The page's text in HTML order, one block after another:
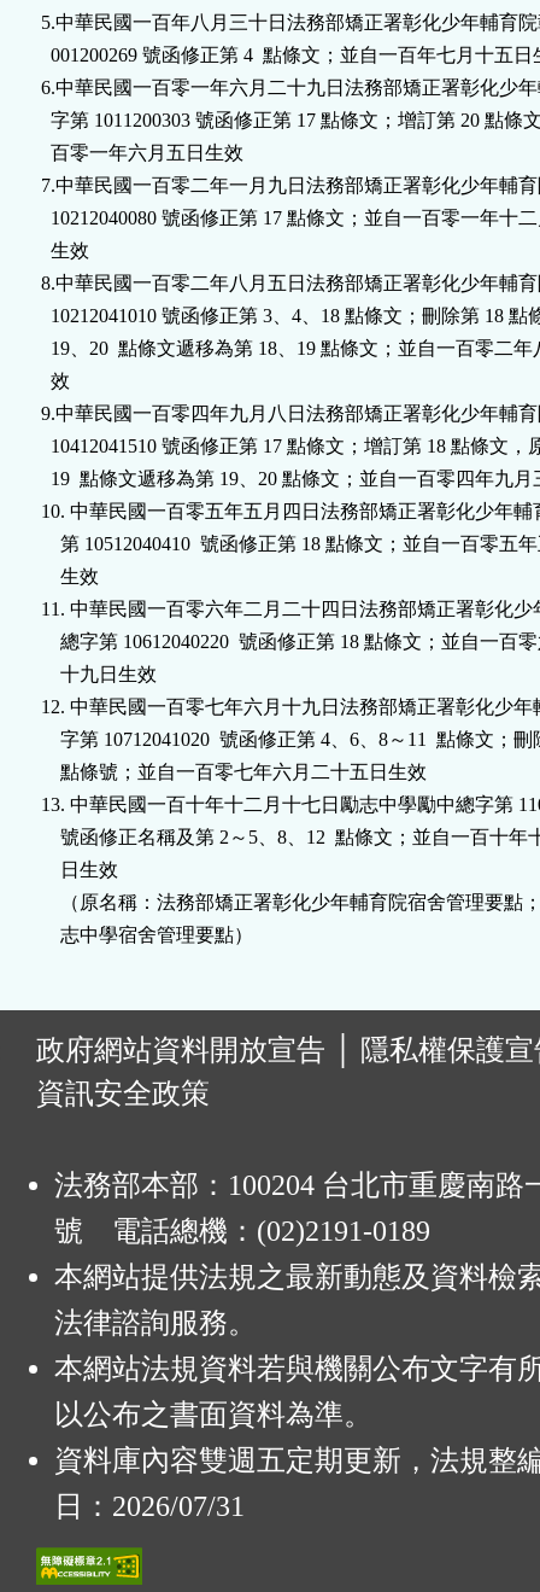
5.中華民國一百年八月三十日法務部矯正署彰化少年輔育
001200269 號函修正第 4  點條文；並自一百年七月十五日
6.中華民國一百零一年六月二十九日法務部矯正署彰化少
字第 1011200303 號函修正第 17 點條文；增訂第 20 點條
  百零一年六月五日生效
7.中華民國一百零二年一月九日法務部矯正署彰化少年輔
10212040080 號函修正第 17 點條文；並自一百零一年十
  生效
8.中華民國一百零二年八月五日法務部矯正署彰化少年輔
10212041010 號函修正第 3、4、18 點條文；刪除第 18 點
19、20  點條文遞移為第 18、19 點條文；並自一百零二
  效
9.中華民國一百零四年九月八日法務部矯正署彰化少年輔
10412041510 號函修正第 17 點條文；增訂第 18 點條文，
19  點條文遞移為第 19、20 點條文；並自一百零四年九
10. 中華民國一百零五年五月四日法務部矯正署彰化少年輔
第 10512040410  號函修正第 18 點條文；並自一百零五
    生效
11. 中華民國一百零六年二月二十四日法務部矯正署彰化少
總字第 10612040220  號函修正第 18 點條文；並自一百
    十九日生效
12. 中華民國一百零七年六月十九日法務部矯正署彰化少年
字第 10712041020  號函修正第 4、6、8～11  點條文；刪
    點條號；並自一百零七年六月二十五日生效
13. 中華民國一百十年十二月十七日勵志中學勵中總字第
號函修正名稱及第 2～5、8、12  點條文；並自一百十年
    日生效
（原名稱：法務部矯正署彰化少年輔育院宿舍管理要點
    志中學宿舍管理要點）
政府網站資料開放宣告
隱私權保護
資訊安全政策
法務部本部：100204 台北市重慶南路
號 電話總機：(02)2191-0189
本網站提供法規之最新動態及資料檢
法律諮詢服務。
本網站法規資料若與機關公布文字有
以公布之書面資料為準。
資料庫內容雙週五定期更新，法規整
日：2026/07/31